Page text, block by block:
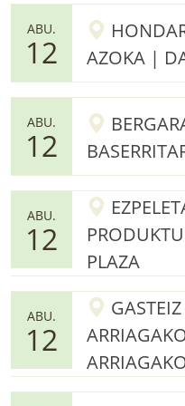
ABU.
12
AZOKA |
ABU.
12
ABU.
12
PLAZA
ABU.
12